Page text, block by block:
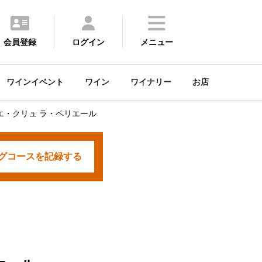
会員登録 ログイン メニュー
ワインイベント ワイン ワイナリー お店
・クリュ ラ・ペリエール
コースを記録する